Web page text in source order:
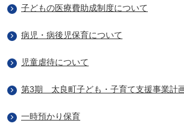
子どもの医療費助成制度について
病児・病後児保育について
児童虐待について
第3期 太良町子ども・子育て支援事業計
一時預かり保育